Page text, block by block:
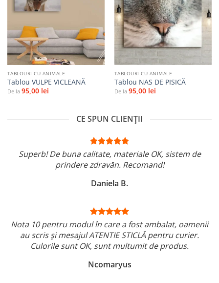
TABLOURI CU ANIMALE
Tablou VULPE VICLEANĂ
De la 95,00 lei
Adaugă
la
favorite
TABLOURI CU ANIMALE
Tablou NAS DE PISICĂ
De la 95,00 lei
CE SPUN CLIENȚII
Superb! De buna calitate, materiale OK, sistem de
prindere zdravăn. Recomand!
Daniela B.
Nota 10 pentru modul în care a fost ambalat, oamenii
au scris și mesajul ATENTIE STICLĂ pentru curier.
Culorile sunt OK, sunt multumit de produs.
Ncomaryus